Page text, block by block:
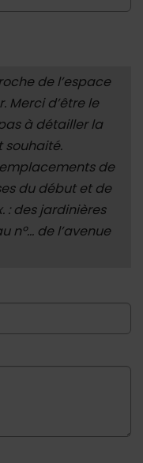
de l’espace
Merci d’être le
à détailler la
souhaité.
de
du début et de
: des jardinières
nº… de l’avenue